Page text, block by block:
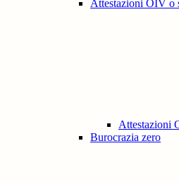
Attestazioni OIV o
Attestazioni
Burocrazia zero